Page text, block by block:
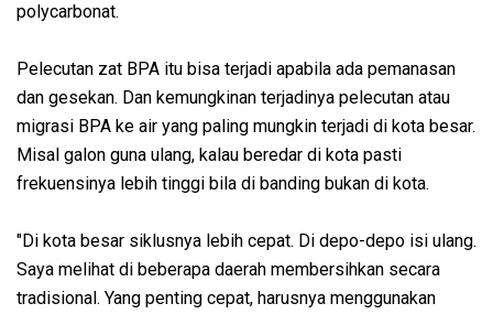
polycarbonat.
Pelecutan zat BPA itu bisa terjadi apabila ada pemanasan
dan gesekan. Dan kemungkinan terjadinya pelecutan atau
migrasi BPA ke air yang paling mungkin terjadi di kota besar.
Misal galon guna ulang, kalau beredar di kota pasti
frekuensinya lebih tinggi bila di banding bukan di kota.
"Di kota besar siklusnya lebih cepat. Di depo-depo isi ulang.
Saya melihat di beberapa daerah membersihkan secara
tradisional. Yang penting cepat, harusnya menggunakan